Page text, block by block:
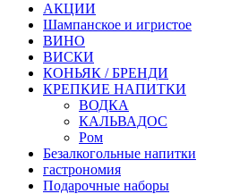
АКЦИИ
Шампанское и игристое
ВИНО
ВИСКИ
КОНЬЯК / БРЕНДИ
КРЕПКИЕ НАПИТКИ
ВОДКА
КАЛЬВАДОС
Ром
Безалкогольные напитки
гастрономия
Подарочные наборы